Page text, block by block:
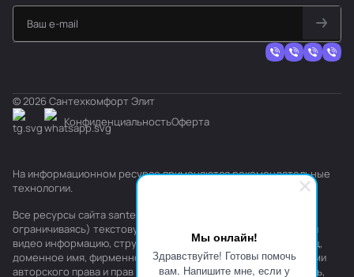
Мы онлайн!
Здравствуйте! Готовы помочь
вам. Напишите мне, если у
© 2026 Сантехкомфорт Элит
КонфиденциальностьОферта
На информационном ресурсе применяютсярекомендательные
технологии.
Все ресурсы сайта santehkomfort.ru, включая (но не
ограничиваясь) текстовую, графическую, фотографическую и
видео информацию, структуру, дизайн и оформление страниц,
доменное имя, фирменное наименование являются объектами
авторского права и прав на интеллектуальную собственность,